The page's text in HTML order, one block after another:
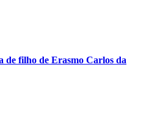
de filho de Erasmo Carlos da